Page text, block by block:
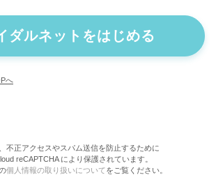
ダルネットをはじめる
へ
不正アクセスやスパム送信を防止するために
reCAPTCHA により保護されています。
個人情報の取り扱いについてをご覧ください。